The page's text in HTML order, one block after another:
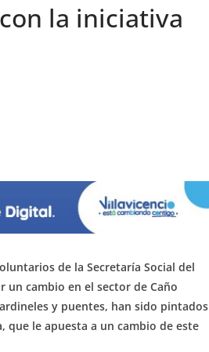
la iniciativa
de la Secretaría Social del
un cambio en el sector de Caño
y puentes, han sido pintados
que le apuesta a un cambio de este